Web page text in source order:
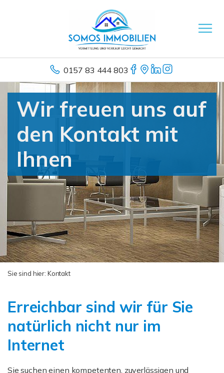
0157 83 444 803
Wir freuen uns auf
den Kontakt mit
Ihnen
Sie sind hier: Kontakt
Erreichbar sind wir für Sie
natürlich nicht nur im
Internet
Sie suchen einen kompetenten, zuverlässigen und